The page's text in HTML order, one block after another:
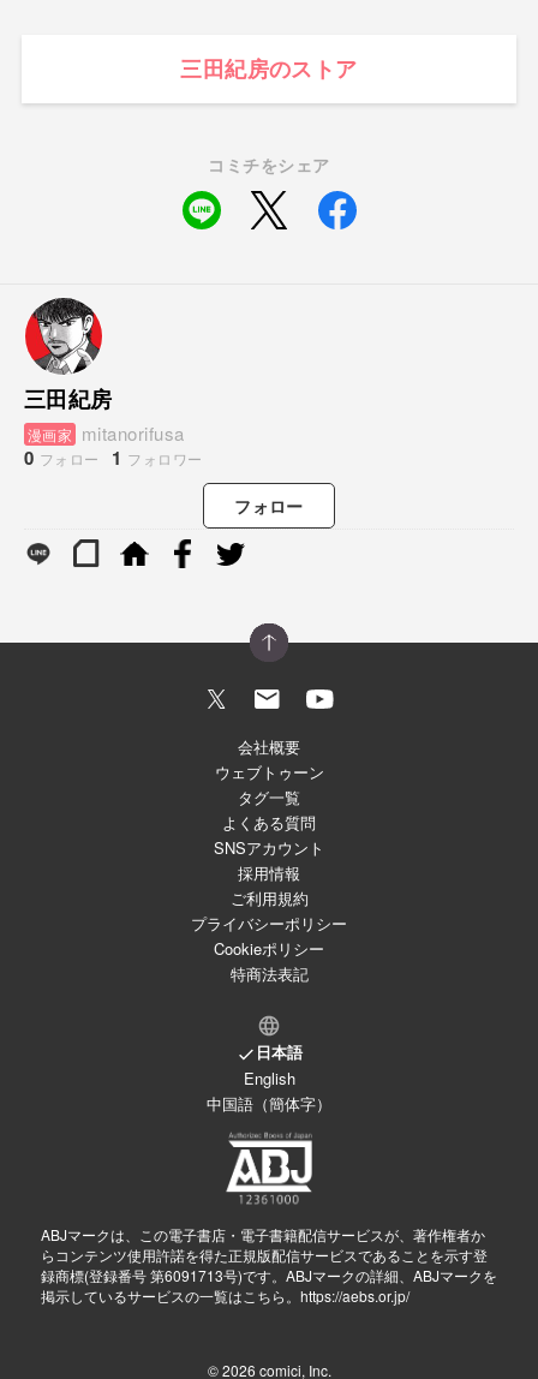
三田紀房のストア
コミチをシェア
三田紀房
漫画家 mitanorifusa
0 フォロー 1 フォロワー
フォロー
会社概要
ウェブトゥーン
タグ一覧
よくある質問
SNSアカウント
採用情報
ご利用規約
プライバシーポリシー
Cookieポリシー
特商法表記
日本語
English
中国語（簡体字）
ABJマークは、この電子書店・電子書籍配信サービスが、著作権者か
らコンテンツ使用許諾を得た正規版配信サービスであることを示す登
録商標(登録番号 第6091713号)です。ABJマークの詳細、ABJマークを
掲示しているサービスの一覧はこちら。 https://aebs.or.jp/
© 2026 comici, Inc.